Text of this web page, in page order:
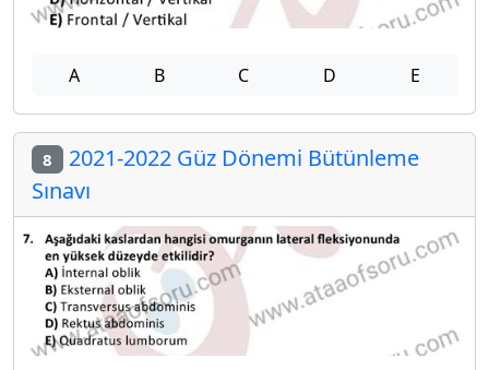
A B C D E
8 2021-2022 Güz Dönemi Bütünleme
Sınavı